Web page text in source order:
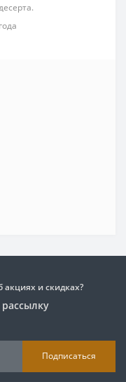
акциях и скидках?
Подписаться